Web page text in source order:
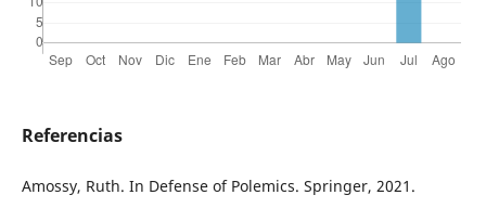
Referencias
Amossy, Ruth. In Defense of Polemics. Springer, 2021.